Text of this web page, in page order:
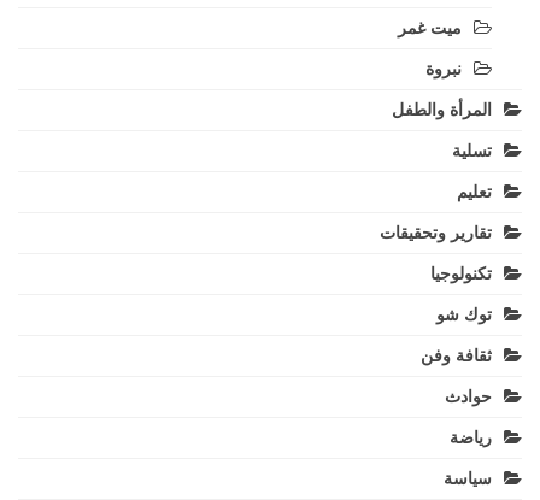
ميت غمر
نبروة
المرأة والطفل
تسلية
تعليم
تقارير وتحقيقات
تكنولوجيا
توك شو
ثقافة وفن
حوادث
رياضة
سياسة